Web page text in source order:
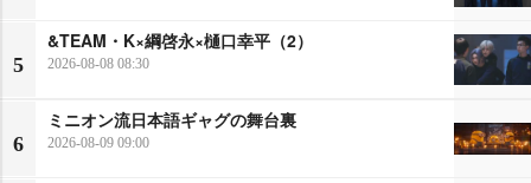
5
&TEAM・K×綱啓永×樋口幸平（2）
2026-08-08 08:30
6
ミニオン流日本語ギャグの舞台裏
2026-08-09 09:00